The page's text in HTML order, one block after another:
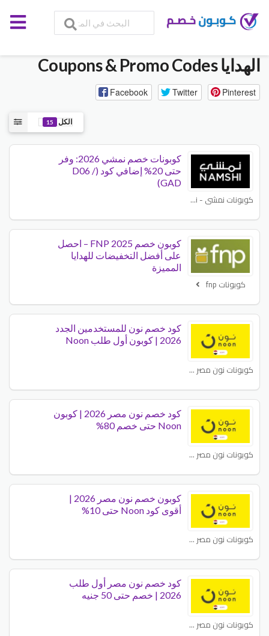
الهداياCoupons & Promo Codes
Facebook Twitter Pinterest
الكل 15
كوبونات نمشي - Namshi
كوبونات خصم نمشي 2026: وفر
حتى 20% إضافي كود (D06 /
GAD)
كوبونات fnp
كوبون خصم FNP 2025 – احصل
على أفضل التخفيضات للهدايا
المميزة
كوبونات نون مصر - NOON EG
كود خصم نون للمستخدمين الجدد
2026 | كوبون أول طلب Noon
كوبونات نون مصر - NOON EG
كود خصم نون مصر 2026 | كوبون
Noon حتى خصم 80%
كوبونات نون مصر - NOON EG
كوبون خصم نون مصر 2026 |
أقوى كود Noon حتى 10%
كوبونات نون مصر - NOON EG
كود خصم نون مصر أول طلب
2026 | خصم حتى 50 جنيه